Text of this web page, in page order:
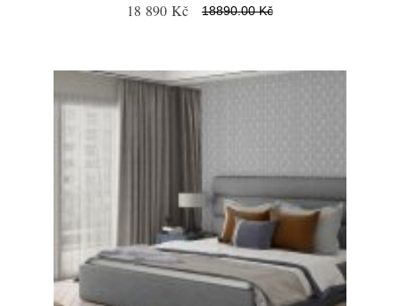
18 890 Kč 18890.00 Kč